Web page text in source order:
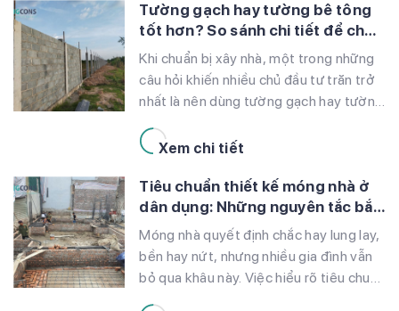
kéo dài hoặc […]
Tường gạch hay tường bê tông
tốt hơn? So sánh chi tiết để chọn
đúng khi xây nhà
Khi chuẩn bị xây nhà, một trong những
câu hỏi khiến nhiều chủ đầu tư trăn trở
nhất là nên dùng tường gạch hay tường
là chuyện chọn vật liệu mà còn ảnh
chi phí xây dựng và trải […]
Xem chi tiết
Tiêu chuẩn thiết kế móng nhà ở
dân dụng: Những nguyên tắc bắt
buộc cần biết
Móng nhà quyết định chắc hay lung lay,
bền hay nứt, nhưng nhiều gia đình vẫn
bỏ qua khâu này. Việc hiểu rõ tiêu chuẩn